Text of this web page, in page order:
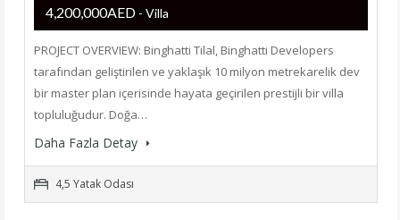
4,200,000AED - Villa
PROJECT OVERVIEW: Binghatti Tilal, Binghatti Developers
tarafından geliştirilen ve yaklaşık 10 milyon metrekarelik dev
bir master plan içerisinde hayata geçirilen prestijli bir villa
topluluğudur. Doğa…
Daha Fazla Detay
4,5 Yatak Odası